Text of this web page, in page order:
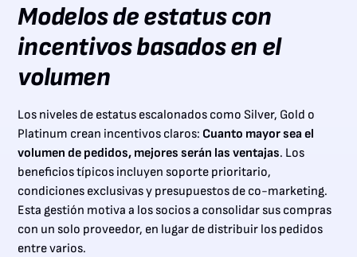
Modelos de estatus con
incentivos basados en el
volumen
Los niveles de estatus escalonados como Silver, Gold o
Platinum crean incentivos claros: Cuanto mayor sea el
volumen de pedidos, mejores serán las ventajas. Los
beneficios típicos incluyen soporte prioritario,
condiciones exclusivas y presupuestos de co-marketing.
Esta gestión motiva a los socios a consolidar sus compras
con un solo proveedor, en lugar de distribuir los pedidos
entre varios.